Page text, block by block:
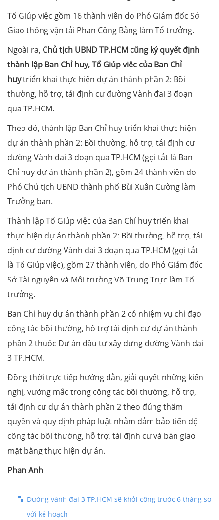
Tổ Giúp việc gồm 16 thành viên do Phó Giám đốc Sở
Giao thông vận tải Phan Công Bằng làm Tổ trưởng.
Ngoài ra, Chủ tịch UBND TP.HCM cũng ký quyết định
thành lập Ban Chỉ huy, Tổ Giúp việc của Ban Chỉ
huytriển khai thực hiện dự án thành phần 2: Bồi
thường, hỗ trợ, tái định cư đường Vành đai 3 đoạn
qua TP.HCM.
Theo đó, thành lập Ban Chỉ huy triển khai thực hiện
dự án thành phần 2: Bồi thường, hỗ trợ, tái định cư
đường Vành đai 3 đoạn qua TP.HCM (gọi tắt là Ban
Chỉ huy dự án thành phần 2), gồm 24 thành viên do
Phó Chủ tịch UBND thành phố Bùi Xuân Cường làm
Trưởng ban.
Thành lập Tổ Giúp việc của Ban Chỉ huy triển khai
thực hiện dự án thành phần 2: Bồi thường, hỗ trợ, tái
định cư đường Vành đai 3 đoạn qua TP.HCM (gọi tắt
là Tổ Giúp việc), gồm 27 thành viên, do Phó Giám đốc
Sở Tài nguyên và Môi trường Võ Trung Trực làm Tổ
trưởng.
Ban Chỉ huy dự án thành phần 2 có nhiệm vụ chỉ đạo
công tác bồi thường, hỗ trợ tái định cư dự án thành
phần 2 thuộc Dự án đầu tư xây dựng đường Vành đai
3 TP.HCM.
Đồng thời trực tiếp hướng dẫn, giải quyết những kiến
nghị, vướng mắc trong công tác bồi thường, hỗ trợ,
tái định cư dự án thành phần 2 theo đúng thẩm
quyền và quy định pháp luật nhằm đảm bảo tiến độ
công tác bồi thường, hỗ trợ, tái định cư và bàn giao
mặt bằng thực hiện dự án.
Phan Anh
Đường vành đai 3 TP.HCM sẽ khởi công trước 6 tháng so
với kế hoạch